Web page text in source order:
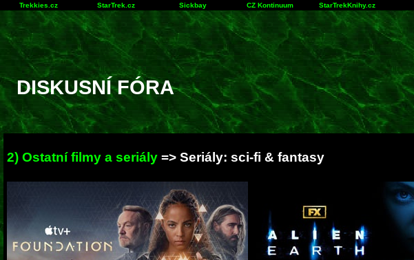
Trekkies.cz StarTrek.cz Sickbay CZ Kontinuum StarTrekKnihy.cz
DISKUSNÍ FÓRA
2) Ostatní filmy a seriály => Seriály: sci-fi & fantasy